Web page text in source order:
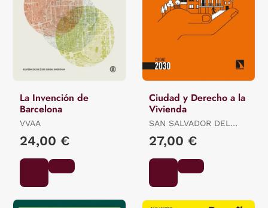
La Invención de
Barcelona
VVAA
24,00 €
Ciudad y Derecho a la
Vivienda
SAN SALVADOR DEL
27,00 €